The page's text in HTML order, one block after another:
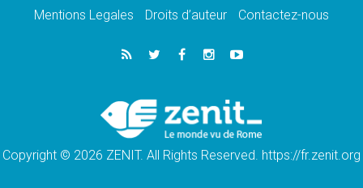
catholiques
Au Bangladesh, l'Église accompagne les
Dalits sur le chemin de la dignité
Philippines: le vicariat apostolique de
Calapan devient un diocèse
Mentions Legales
Droits d’auteur Contactez-nous
Copyright © 2026 ZENIT. All Rights Reserved. https://fr.zenit.org